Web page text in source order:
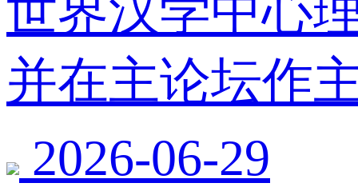
世界汉学中心
并在主论坛作
2026-06-29